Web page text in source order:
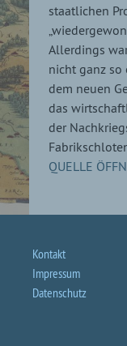
staatlichen
Allerdings
nicht ganz
dem neuen
das
der
QUELLE
Kontakt
Impressum
Datenschutz